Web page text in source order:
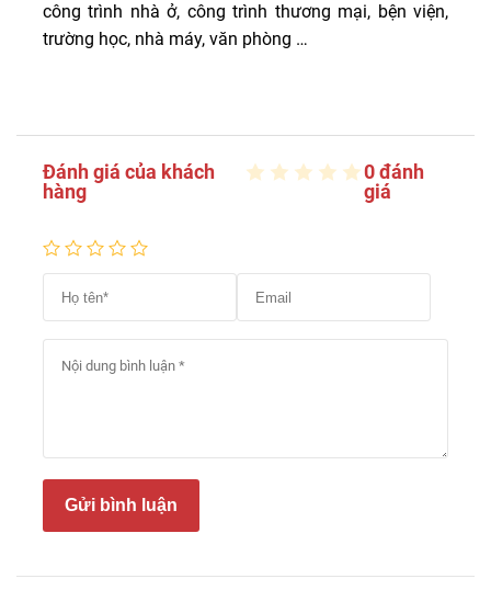
công trình nhà ở, công trình thương mại, bện viện,
trường học, nhà máy, văn phòng …
Đánh giá của khách
hàng
0 đánh
giá
Gửi bình luận